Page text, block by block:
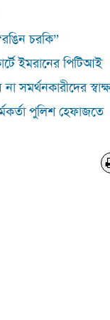
চরকি”
ইমরানের পিটিআই
সমর্থনকারীদের
পুলিশ হেফাজতে